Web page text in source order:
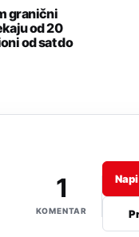
granični
od 20
od sat do
1
KOMENTAR